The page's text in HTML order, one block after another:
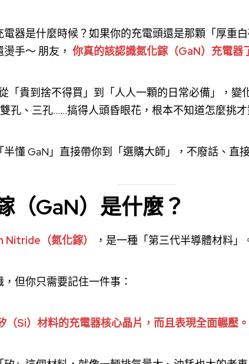
器是什麼時候？如果你的充電頭還是那顆「厚重
手～ 朋友， 你真的該認識氮化鎵（GaN）充電器
「貴到捨不得買」到「人人一顆的日常必備」，變
孔、三孔……搞得人頭昏眼花，根本不知道怎麼挑才
懂 GaN」直接帶你到「選購大師」，不廢話、直接
（GaN）是什麼？
Nitride（氮化鎵） ，是一種「第三代半導體材料」
但你只需要記住一件事：
（Si）材料的充電器核心晶片，而且表現全面輾壓。